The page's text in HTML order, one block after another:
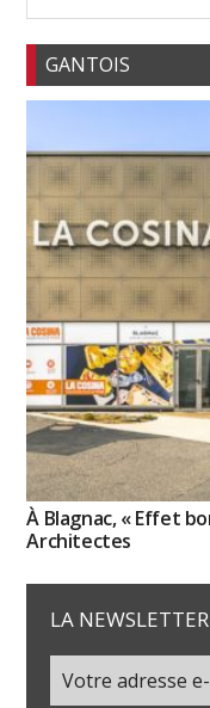
GANTOIS
À Blagnac, « Effet
Architectes
LA